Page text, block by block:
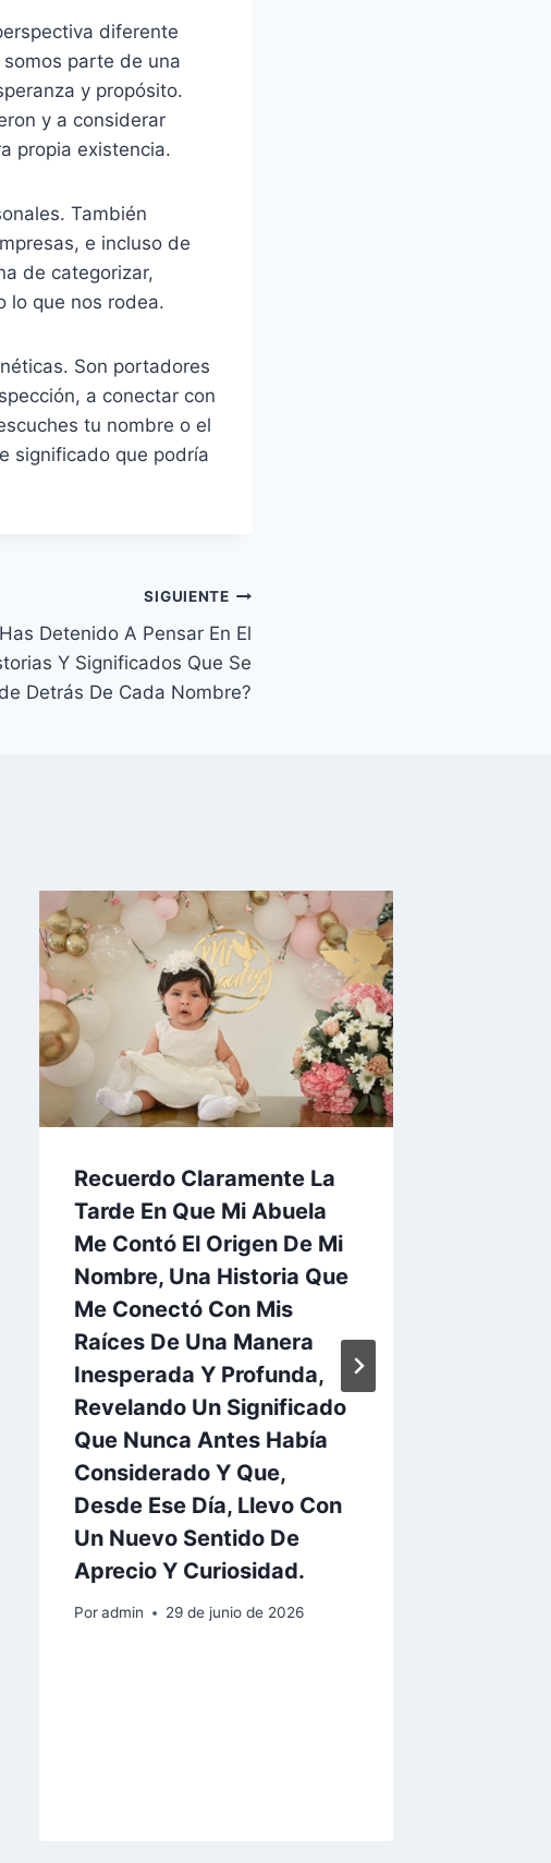
diferente
parte de una
y propósito.
y a considerar
propia existencia.
También
e incluso de
de categorizar,
lo que nos rodea.
Son portadores
a conectar con
tu nombre o el
significado que podría
SIGUIENTE
Detenido A Pensar En El
Y Significados Que Se
Detrás De Cada Nombre?
Recuerdo Claramente La
Tarde En Que Mi Abuela
Me Contó El Origen De Mi
Nombre, Una Historia Que
Me Conectó Con Mis
Raíces De Una Manera
Inesperada Y Profunda,
Revelando Un Significado
Que Nunca Antes Había
Considerado Y Que,
Desde Ese Día, Llevo Con
Un Nuevo Sentido De
Aprecio Y Curiosidad.
Por admin 29 de junio de 2026